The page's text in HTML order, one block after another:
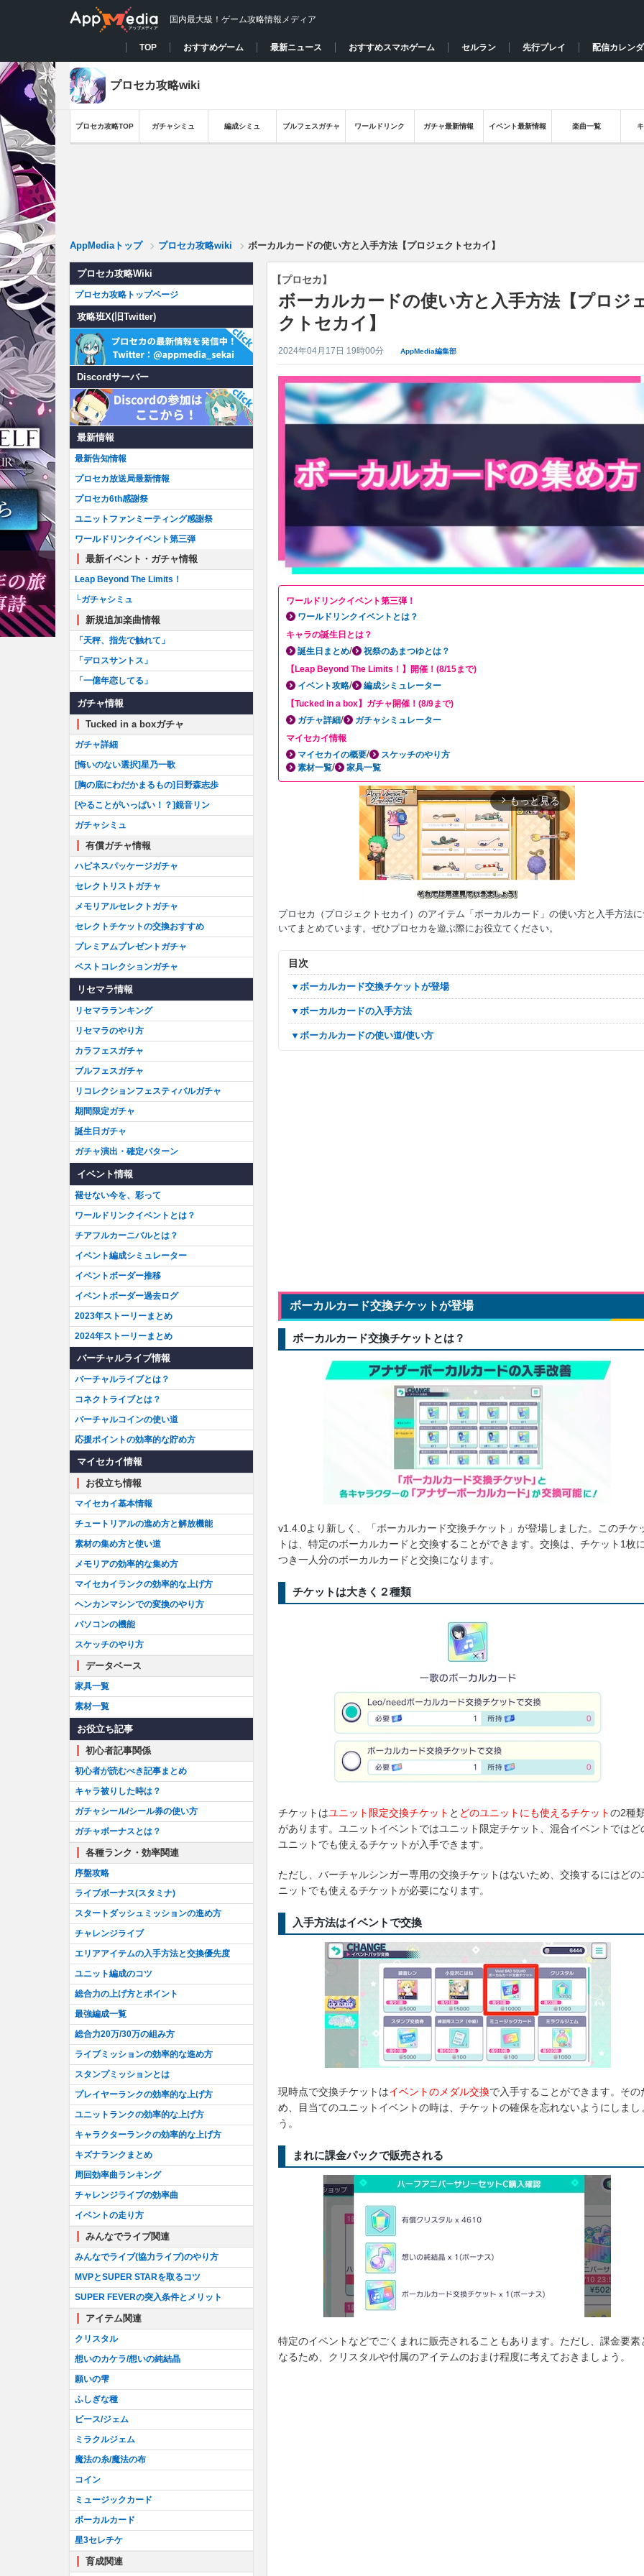
国内最大級！ゲーム攻略情報メディア
TOP おすすめゲーム 最新ニュース おすすめスマホゲーム セルラン 先行プレイ 配信カレン
プロセカ攻略wiki
プロセカ攻略TOP ガチャシミュ 編成シミュ ブルフェスガチャ ワールドリンク ガチャ最新情報 イベント最新情報 楽曲一覧
AppMediaトップ プロセカ攻略wiki ボーカルカードの使い方と入手方法【プロジェクトセカイ】
【プロセカ】
ボーカルカードの使い方と入手方法【プロジ
クトセカイ】
2024年04月17日 19時00分 AppMedia編集部
ワールドリンクイベント第三弾！
ワールドリンクイベントとは？
キャラの誕生日とは？
誕生日まとめ/
祝祭のあまつゆとは？
【Leap Beyond The Limits！】開催！(8/15まで)
イベント攻略/
編成シミュレーター
【Tucked in a box】ガチャ開催！(8/9まで)
ガチャ詳細/
ガチャシミュレーター
マイセカイ情報
マイセカイの概要/
スケッチのやり方
素材一覧/ 家具一覧
arrow_forward_ios もっと見る
プロセカ（プロジェクトセカイ）のアイテム「ボーカルカード」の使い方と入手方法に
いてまとめています。ぜひプロセカを遊ぶ際にお役立てください。
目次
▼ボーカルカード交換チケットが登場
▼ボーカルカードの入手方法
▼ボーカルカードの使い道/使い方
ボーカルカード交換チケットが登場
ボーカルカード交換チケットとは？
v1.4.0より新しく、「ボーカルカード交換チケット」が登場しました。このチケ
トは、特定のボーカルカードと交換することができます。交換は、チケット1枚に
つき一人分のボーカルカードと交換になります。
チケットは大きく２種類
チケットはユニット限定交換チケット と どのユニットにも使えるチケットの2種
があります。ユニットイベントではユニット限定チケット、混合イベントではど
ユニットでも使えるチケットが入手できます。
ただし、バーチャルシンガー専用の交換チケットはないため、交換するにはどの
ニットでも使えるチケットが必要になります。
入手方法はイベントで交換
現時点で交換チケットはイベントのメダル交換で入手することができます。その
め、目当てのユニットイベントの時は、チケットの確保を忘れないようにしまし
う。
まれに課金パックで販売される
特定のイベントなどでごくまれに販売されることもあります。ただし、課金要素
なるため、クリスタルや付属のアイテムのおまけ程度に考えておきましょう。
プロセカ攻略Wiki
プロセカ攻略トップページ
攻略班X(旧Twitter)
Discordサーバー
最新情報
最新告知情報
プロセカ放送局最新情報
プロセカ6th感謝祭
ユニットファンミーティング感謝祭
ワールドリンクイベント第三弾
最新イベント・ガチャ情報
Leap Beyond The Limits！
└ガチャシミュ
新規追加楽曲情報
「天秤、指先で触れて」
「デロスサントス」
「一億年恋してる」
ガチャ情報
Tucked in a boxガチャ
ガチャ詳細
[悔いのない選択]星乃一歌
[胸の底にわだかまるもの]日野森志歩
[やることがいっぱい！？]鏡音リン
ガチャシミュ
有償ガチャ情報
ハピネスパッケージガチャ
セレクトリストガチャ
メモリアルセレクトガチャ
セレクトチケットの交換おすすめ
プレミアムプレゼントガチャ
ベストコレクションガチャ
リセマラ情報
リセマラランキング
リセマラのやり方
カラフェスガチャ
ブルフェスガチャ
リコレクションフェスティバルガチャ
期間限定ガチャ
誕生日ガチャ
ガチャ演出・確定パターン
イベント情報
褪せない今を、彩って
ワールドリンクイベントとは？
チアフルカーニバルとは？
イベント編成シミュレーター
イベントボーダー推移
イベントボーダー過去ログ
2023年ストーリーまとめ
2024年ストーリーまとめ
バーチャルライブ情報
バーチャルライブとは？
コネクトライブとは？
バーチャルコインの使い道
応援ポイントの効率的な貯め方
マイセカイ情報
お役立ち情報
マイセカイ基本情報
チュートリアルの進め方と解放機能
素材の集め方と使い道
メモリアの効率的な集め方
マイセカイランクの効率的な上げ方
ヘンカンマシンでの変換のやり方
パソコンの機能
スケッチのやり方
データベース
家具一覧
素材一覧
お役立ち記事
初心者記事関係
初心者が読むべき記事まとめ
キャラ被りした時は？
ガチャシール/シール券の使い方
ガチャボーナスとは？
各種ランク・効率関連
序盤攻略
ライブボーナス(スタミナ)
スタートダッシュミッションの進め方
チャレンジライブ
エリアアイテムの入手方法と交換優先度
ユニット編成のコツ
総合力の上げ方とポイント
最強編成一覧
総合力20万/30万の組み方
ライブミッションの効率的な進め方
スタンプミッションとは
プレイヤーランクの効率的な上げ方
ユニットランクの効率的な上げ方
キャラクターランクの効率的な上げ方
キズナランクまとめ
周回効率曲ランキング
チャレンジライブの効率曲
イベントの走り方
みんなでライブ関連
みんなでライブ(協力ライブ)のやり方
MVPとSUPER STARを取るコツ
SUPER FEVERの突入条件とメリット
アイテム関連
クリスタル
想いのカケラ/想いの純結晶
願いの雫
ふしぎな種
ピース/ジェム
ミラクルジェム
魔法の糸/魔法の布
コイン
ミュージックカード
ボーカルカード
星3セレチケ
育成関連